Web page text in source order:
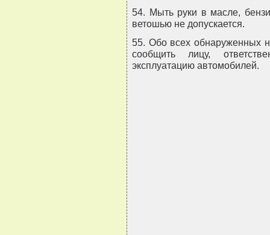
54. Мыть руки в масле,
ветошью не допускается.
55. Обо всех обнаруженных
сообщить лицу,
эксплуатацию автомобилей.